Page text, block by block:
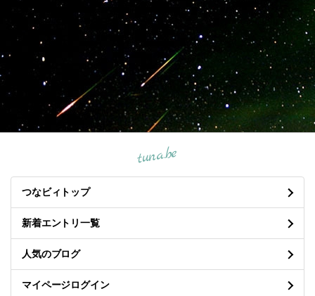
tuna.be
つなビィトップ
新着エントリ一覧
人気のブログ
マイページログイン